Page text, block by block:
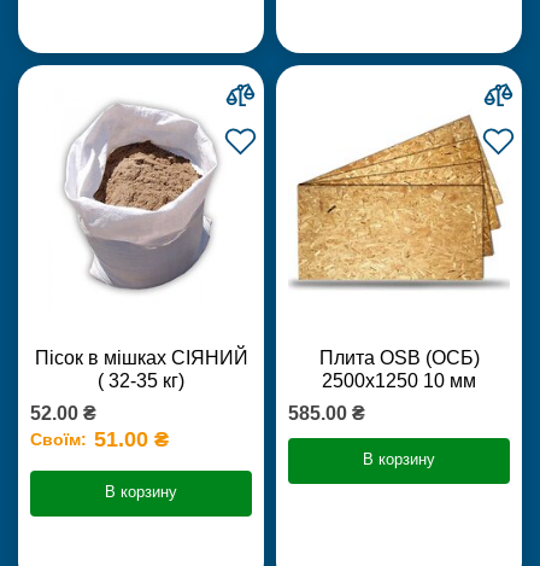
Пісок в мішках СІЯНИЙ
( 32-35 кг)
52.00 ₴
Своїм: 51.00 ₴
В корзину
Плита OSB (ОСБ)
2500х1250 10 мм
585.00 ₴
В корзину